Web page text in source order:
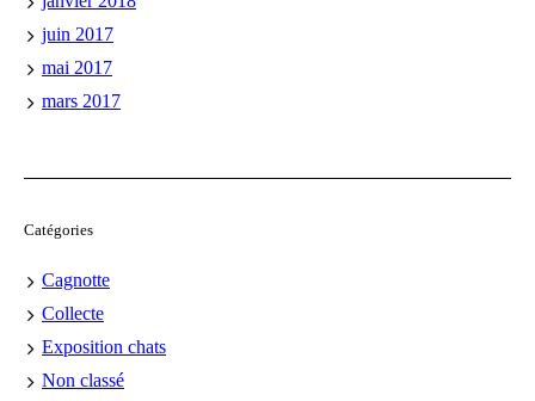
juin 2017
mai 2017
mars 2017
Catégories
Cagnotte
Collecte
Exposition chats
Non classé